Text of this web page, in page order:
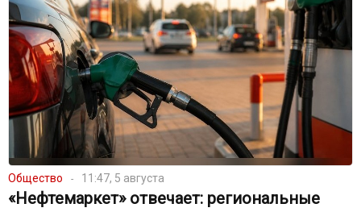
Общество 11:47, 5 августа
«Нефтемаркет» отвечает: региональные